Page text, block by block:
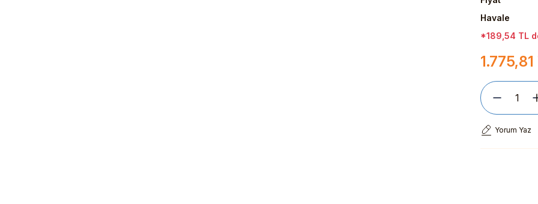
Havale
*189,54 TL
Yorum Yaz